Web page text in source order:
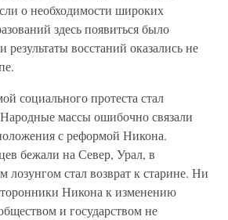
о необходимости широких
здесь появиться было
результаты восстаний оказались не
социального протеста стал
массы ошибочно связали
с реформой Никона.
бежали на Север, Урал, в
стал возврат к старине. Ни
Никона к изменению
и государством не